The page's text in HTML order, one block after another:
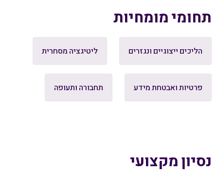
תחומי מומחיות
הליכים ייצוגיים ונגזרים ליטיגציה מסחרית
פרטיות ואבטחת מידע תחבורה ותעופה
נסיון מקצועי